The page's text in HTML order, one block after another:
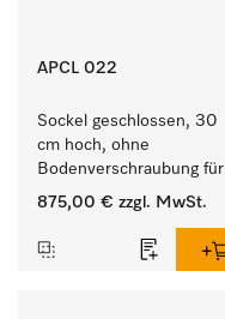
APCL 022
Sockel geschlossen, 30
cm hoch, ohne
Bodenverschraubung für
ein ergonomisches Be-
Waschmaschine und
875,00 € zzgl. MwSt.